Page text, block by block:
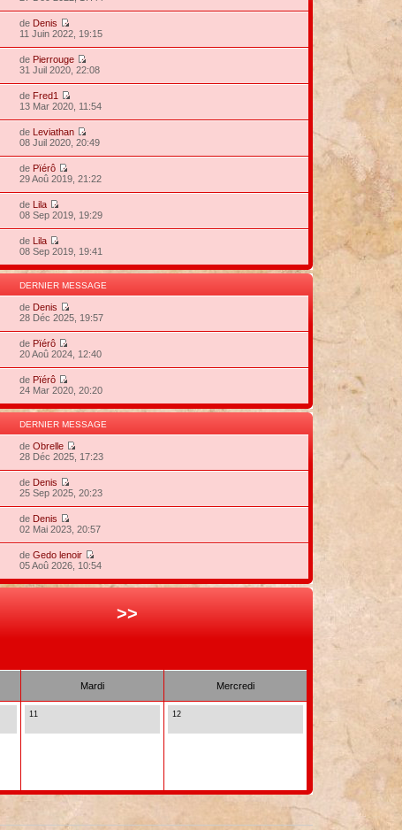
de Denis
11 Juin 2022, 19:15
de Pierrouge
31 Juil 2020, 22:08
de Fred1
13 Mar 2020, 11:54
de Leviathan
08 Juil 2020, 20:49
de Pïérô
29 Aoû 2019, 21:22
de Lila
08 Sep 2019, 19:29
de Lila
08 Sep 2019, 19:41
DERNIER MESSAGE
de Denis
28 Déc 2025, 19:57
de Pïérô
20 Aoû 2024, 12:40
de Pïérô
24 Mar 2020, 20:20
DERNIER MESSAGE
deObrelle
28 Déc 2025, 17:23
de Denis
25 Sep 2025, 20:23
de Denis
02 Mai 2023, 20:57
deGedo lenoir
05 Aoû 2026, 10:54
>>
Mardi Mercredi
11 12